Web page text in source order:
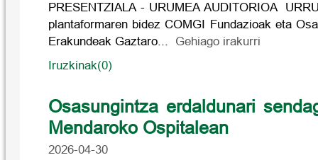
PRESENTZIALA - URUMEA AUDITORIOA
plantaformaren bidez COMGI Fundazioak eta
Erakundeak Gaztaro... Gehiago irakurri
Iruzkinak(0)
Osasungintza erdaldunari
Mendaroko Ospitalean
2026-04-30